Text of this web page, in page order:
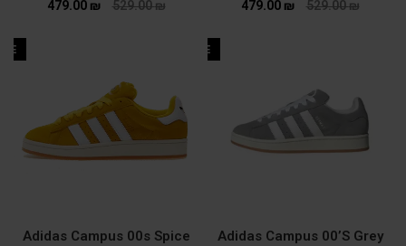
529.00₪
479.00 ₪
529.00₪
479.00 ₪
SALE
Adidas Campus 00’S Grey
Adidas Campus 00s Spice